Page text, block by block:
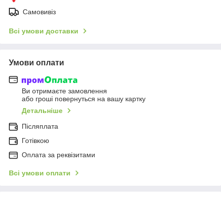
Самовивіз
Всі умови доставки
Умови оплати
Ви отримаєте замовлення
або гроші повернуться на вашу картку
Детальніше
Післяплата
Готівкою
Оплата за реквізитами
Всі умови оплати